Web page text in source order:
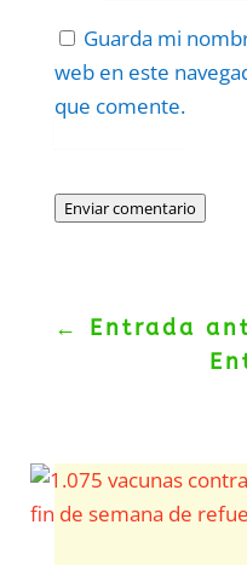
Guarda mi
web en este
que comente.
Enviar comentario
← Entrada